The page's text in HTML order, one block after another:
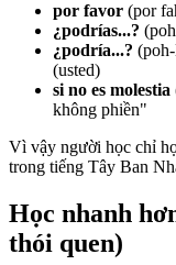
por favor (por
¿podrías...?
¿podría...?
(usted)
si no es molestia
không phiền"
Vì vậy người học chỉ
trong tiếng Tây Ban
Học nhanh
thói quen)